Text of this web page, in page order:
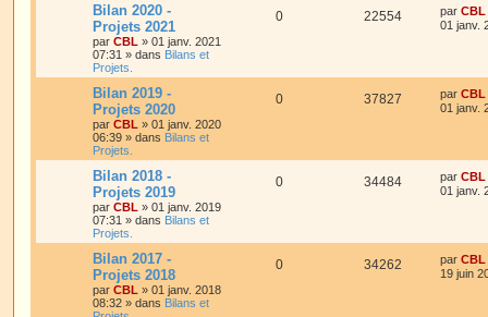
Bilan 2020 -
Projets 2021
par CBL » 01 janv. 2021
07:31 » dans Bilans et
Projets.
0 22554 par CBL
01 janv.
Bilan 2019 -
Projets 2020
par CBL » 01 janv. 2020
06:39 » dans Bilans et
Projets.
0 37827 par CBL
01 janv.
Bilan 2018 -
Projets 2019
par CBL » 01 janv. 2019
07:31 » dans Bilans et
Projets.
0 34484 par CBL
01 janv.
Bilan 2017 -
Projets 2018
par CBL » 01 janv. 2018
08:32 » dans Bilans et
0 34262 par CBL
19 juin